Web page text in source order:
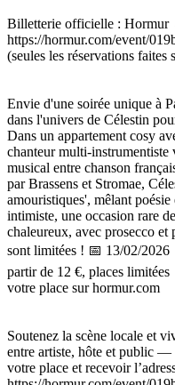
Billetterie officielle : Hormur
https://hormur.com/event/
(seules les réservations
Envie d'une soirée unique à
dans l'univers de Célestin
Dans un appartement cosy
chanteur multi-instrumentiste
musical entre chanson
par Brassens et Stromae,
amouristiques', mêlant
intimiste, une occasion rare
chaleureux, avec prosecco et
sont limitées ! 📅 13/02/
partir de 12 €, places
votre place sur hormur.com
Soutenez la scène locale et
entre artiste, hôte et public —
votre place et recevoir